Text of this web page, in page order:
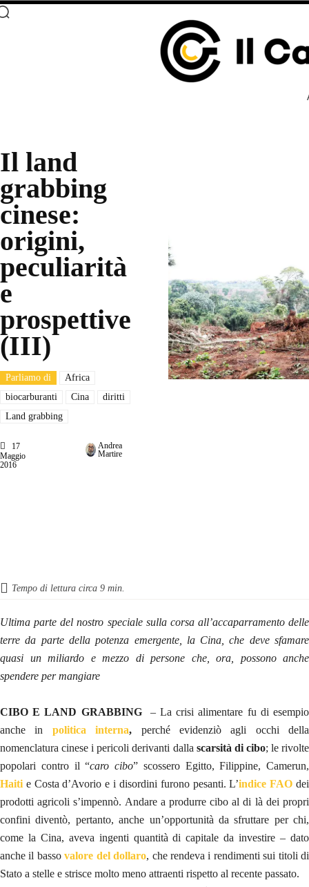
Il land
grabbing
cinese:
origini,
peculiarità
e
prospettive
(III)
Parliamo di
Africa
biocarburanti
Cina
diritti
Land grabbing
17
Maggio
2016
Andrea
Martire
Tempo di lettura circa 9 min.
Ultima parte del nostro speciale sulla corsa all’accaparramento delle
terre da parte della potenza emergente, la Cina, che deve sfamare
quasi un miliardo e mezzo di persone che, ora, possono anche
spendere per mangiare
CIBO E LAND GRABBING
– La crisi alimentare fu di esempio
anche in politica interna, perché evidenziò agli occhi della
nomenclatura cinese i pericoli derivanti dalla scarsità di cibo; le rivolte
popolari contro il “caro cibo” scossero Egitto, Filippine, Camerun,
Haiti e Costa d’Avorio e i disordini furono pesanti. L’indice FAO dei
prodotti agricoli s’impennò. Andare a produrre cibo al di là dei propri
confini diventò, pertanto, anche un’opportunità da sfruttare per chi,
come la Cina, aveva ingenti quantità di capitale da investire – dato
anche il bassovalore del dollaro, che rendeva i rendimenti sui titoli di
Stato a stelle e strisce molto meno attraenti rispetto al recente passato.